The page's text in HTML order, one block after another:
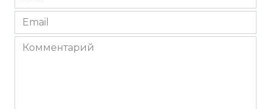
*
Email
*
Комментарий